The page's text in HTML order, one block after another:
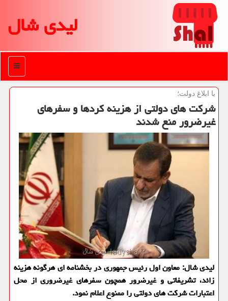
لیدی شال
منو
با ابلاغ دولت؛
شركت های دولتی از هزینه كردها و سفرهای
غیرضرور منع شدند
لیدی شال: معاون اول رئیس جمهوری در بخشنامه ای هرگونه هزینه
زائد، تشریفاتی و غیرضرور همچون سفرهای غیرضروری از محل
اعتبارات شركت های دولتی را ممنوع اعلام نمود.